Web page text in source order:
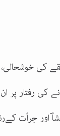
کی
کی رفتار پر
اور جرأت